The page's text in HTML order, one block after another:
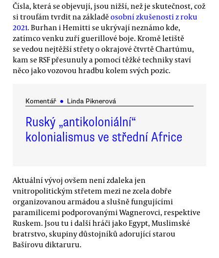
Čísla, která se objevují, jsou nižší, než je skutečnost, což
si troufám tvrdit na základě osobní zkušenosti z roku
2021. Burhan i Hemitti se ukrývají neznámo kde,
zatímco venku zuří guerillové boje. Kromě letiště
se vedou nejtěžší střety o okrajové čtvrtě Chartúmu,
kam se RSF přesunuly a pomocí těžké techniky staví
něco jako vozovou hradbu kolem svých pozic.
Komentář ● Linda Piknerová
Ruský „antikoloniální“
kolonialismus ve střední Africe
Aktuální vývoj ovšem není zdaleka jen
vnitropolitickým střetem mezi ne zcela dobře
organizovanou armádou a slušně fungujícími
paramilicemi podporovanými Wagnerovci, respektive
Ruskem. Jsou tu i další hráči jako Egypt, Muslimské
bratrstvo, skupiny důstojníků adorující starou
Bašírovu diktaruru.